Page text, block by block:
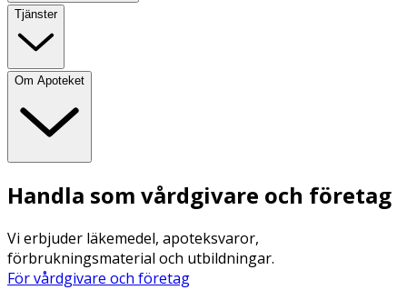
Tjänster
Om Apoteket
Handla som vårdgivare och företag
Vi erbjuder läkemedel, apoteksvaror,
förbrukningsmaterial och utbildningar.
För vårdgivare och företag